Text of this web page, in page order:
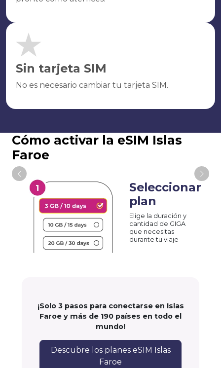
Sin tarjeta SIM
No es necesario cambiar tu tarjeta SIM.
Cómo activar la eSIM Islas
Faroe
Seleccionar
plan
Elige la duración y
cantidad de GIGA
que necesitas
durante tu viaje
¡Solo 3 pasos para conectarse en Islas
Faroe y más de 190 países en todo el
mundo!
Descubre los planes eSIM Islas
Faroe